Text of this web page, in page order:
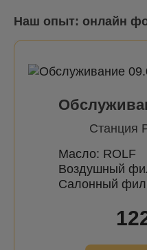
Наш опыт: онлайн
Станция
Масло: ROLF
Воздушный
Салонный